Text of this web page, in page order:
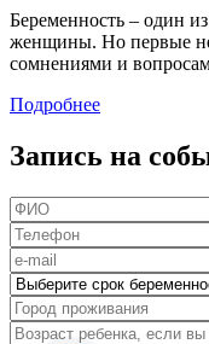
Беременность – один
женщины. Но первые
сомнениями и
Подробнее
Запись на